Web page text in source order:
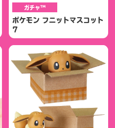
ガチャ™
ポケモン フニットマスコット
7